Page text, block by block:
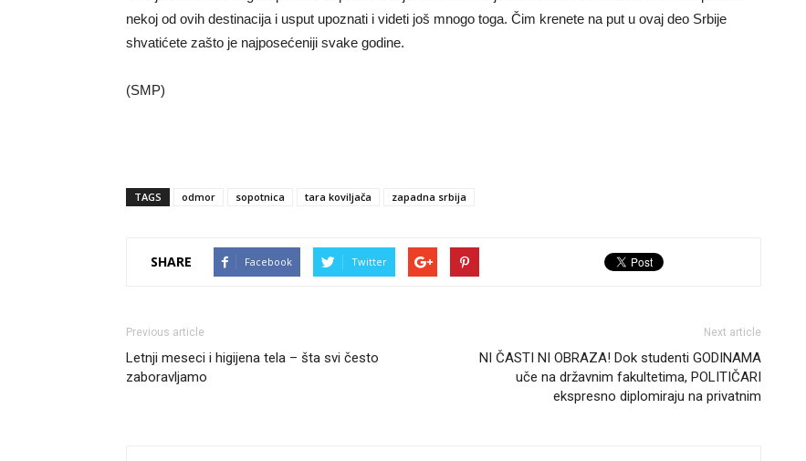
nekoj od ovih destinacija i usput upoznati i videti još mnogo toga. Čim krenete na put u ovaj deo Srbije
shvatićete zašto je najposećeniji svake godine.
(SMP)
TAGS odmor sopotnica tara koviljača zapadna srbija
SHARE Facebook Twitter
Previous article
Letnji meseci i higijena tela – šta svi često
zaboravljamo
Next article
NI ČASTI NI OBRAZA! Dok studenti GODINAMA
uče na državnim fakultetima, POLITIČARI
ekspresno diplomiraju na privatnim